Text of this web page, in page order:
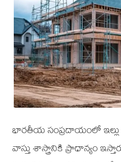
భారతీయ సంప్రదాయంలో
వాస్తు శాస్త్రానికి ప్రాధాన్యం